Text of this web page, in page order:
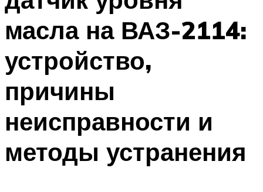
масла на ВАЗ-2114:
устройство,
причины
неисправности и
методы устранения